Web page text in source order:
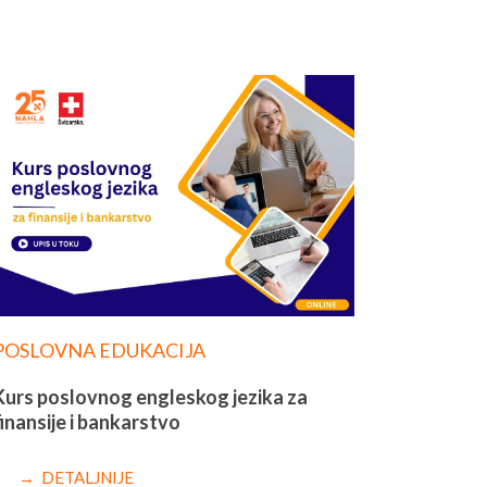
EDUKACIJA
poslovnog engleskog jezika za
i bankarstvo
→ DETALJNIJE